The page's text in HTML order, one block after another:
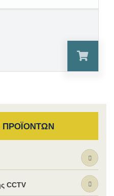
ΠΡΟΪΟΝΤΩΝ
CCTV